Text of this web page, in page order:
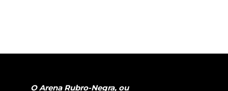
O Arena Rubro-Negra, ou